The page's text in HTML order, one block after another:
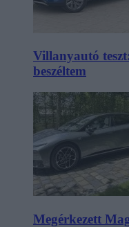
Villanyautó
beszéltem
Megérkezett